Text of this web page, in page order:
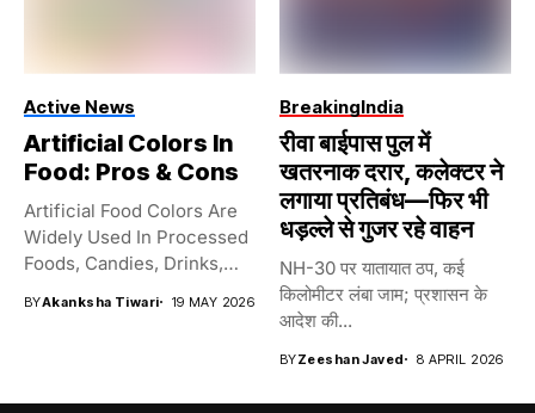
Active News
Artificial Colors In
Food: Pros & Cons
Artificial Food Colors Are
Widely Used In Processed
Foods, Candies, Drinks,
BYAkanksha Tiwari 19 MAY 2026
BreakingIndia
रीवा बाईपास पुल में
खतरनाक दरार, कलेक्टर ने
लगाया प्रतिबंध—फिर भी
धड़ल्ले से गुजर रहे वाहन
NH-30 पर यातायात ठप, कई
किलोमीटर लंबा जाम; प्रशासन के
आदेश की...
BYZeeshan Javed 8 APRIL 2026